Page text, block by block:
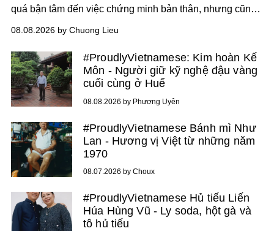
quá bận tâm đến việc chứng minh bản thân, nhưng cũng
phim điện ảnh trong nửa đầu 2026 đến hành trình trở lại
vớiRunning Man Vietnam , nam diễn viên nhìn công việc
bằng một tâm thế điềm tĩnh hơn. Anh tiếp tục học hỏi, trau
dồi và chờ đợi những vai diễn đủ sức đưa mình đến
những vùng đất mới. Ở tuổi ngoài 30, điều anh theo đuổi
tiến về phía trước.
08.08.2026 by Chuong Lieu
#ProudlyVietnamese: Kim hoàn Kế
Môn - Người giữ kỹ nghệ đậu vàng
cuối cùng ở Huế
08.08.2026 by Phương Uyên
#ProudlyVietnamese Bánh mì Như
Lan - Hương vị Việt từ những năm
1970
08.07.2026 by Choux
#ProudlyVietnamese Hủ tiếu Liến
Húa Hùng Vũ - Ly soda, hột gà và
tô hủ tiếu